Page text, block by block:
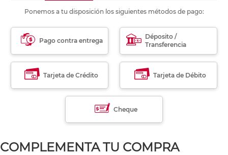
Ponemos a tu disposición los siguientes métodos de pago:
Pago contra entrega
Déposito /
Transferencia
Tarjeta de Crédito Tarjeta de Débito
Cheque
COMPLEMENTA TU COMPRA